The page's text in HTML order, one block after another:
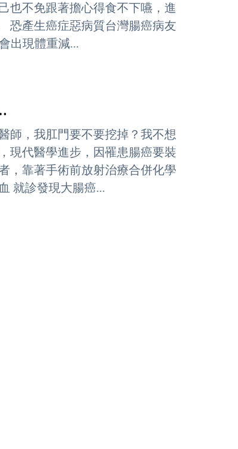
也不免跟著擔心得食不下嚥，進
恐產生癌症惡病質台灣腸癌病友
出現體重減...
師，我肛門要不要挖掉？我不想
現代醫學進步，因罹患腸癌要裝
，靠著手術前放射治療合併化學
就診發現大腸癌...